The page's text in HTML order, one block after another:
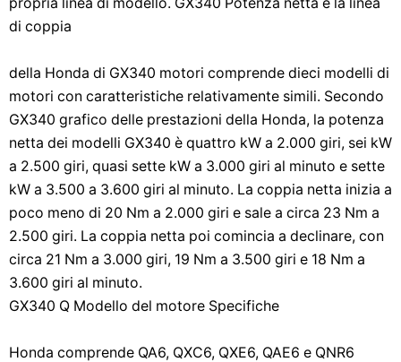
di coppia
della Honda di GX340 motori comprende dieci modelli di
motori con caratteristiche relativamente simili. Secondo
GX340 grafico delle prestazioni della Honda, la potenza
netta dei modelli GX340 è quattro kW a 2.000 giri, sei kW
a 2.500 giri, quasi sette kW a 3.000 giri al minuto e sette
kW a 3.500 a 3.600 giri al minuto. La coppia netta inizia a
poco meno di 20 Nm a 2.000 giri e sale a circa 23 Nm a
2.500 giri. La coppia netta poi comincia a declinare, con
circa 21 Nm a 3.000 giri, 19 Nm a 3.500 giri e 18 Nm a
3.600 giri al minuto.
GX340 Q Modello del motore Specifiche
Honda comprende QA6, QXC6, QXE6, QAE6 e QNR6